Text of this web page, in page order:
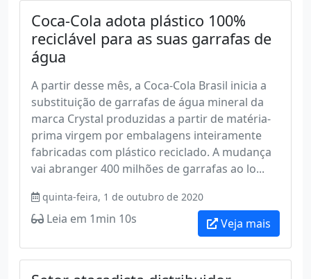
Coca-Cola adota plástico 100%
reciclável para as suas garrafas de
água
A partir desse mês, a Coca-Cola Brasil inicia a
substituição de garrafas de água mineral da
marca Crystal produzidas a partir de matéria-
prima virgem por embalagens inteiramente
fabricadas com plástico reciclado. A mudança
vai abranger 400 milhões de garrafas ao lo...
quinta-feira, 1 de outubro de 2020
Leia em 1min 10s Veja mais